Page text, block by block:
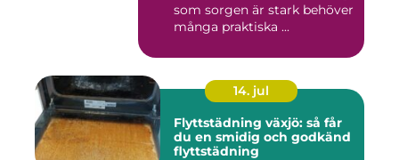
som sorgen är stark behöver
många praktiska ...
14. jul
Flyttstädning växjö: så får
du en smidig och godkänd
flyttstädning